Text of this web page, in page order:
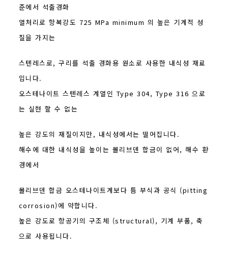
준에서 석출경화
열처리로 항복강도 725 MPa minimum 의 높은 기계적 성
질을 가지는
스텐레스로, 구리를 석출 경화용 원소로 사용한 내식성 재료
입니다.
오스테나이트 스텐레스 계열인 Type 304, Type 316 으로
는 실현 할 수 없는
높은 강도의 재질이지만, 내식성에서는 떨어집니다.
해수에 대한 내식성을 높이는 몰리브덴 합금이 없어, 해수 환
경에서
몰리브덴 합금 오스테나이트계보다 틈 부식과 공식 (pitting
corrosion)에 약합니다.
높은 강도로 항공기의 구조체 (structural), 기계 부품, 축
으로 사용됩니다.